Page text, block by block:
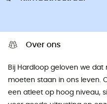
Over ons
Bij Hardloop geloven we
moeten staan ​​in ons leven.
een atleet op hoog niveau,